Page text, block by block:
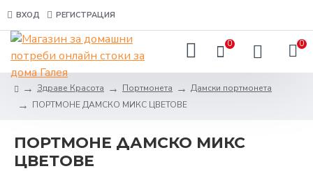
ВХОД РЕГИСТРАЦИЯ
0 0
Здраве Красота Портмонета
Дамски портмонета
ПОРТМОНЕ ДАМСКО МИКС ЦВЕТОВЕ
ПОРТМОНЕ ДАМСКО МИКС
ЦВЕТОВЕ